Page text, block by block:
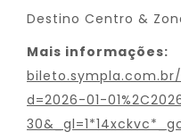
Destino Centro &
Mais informações:
d=2026-01-